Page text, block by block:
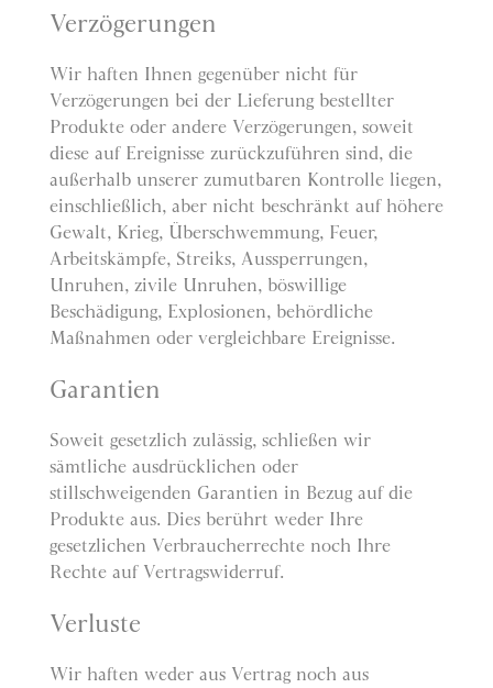
Verzögerungen
Wir haften Ihnen gegenüber nicht für
Verzögerungen bei der Lieferung bestellter
Produkte oder andere Verzögerungen, soweit
diese auf Ereignisse zurückzuführen sind, die
außerhalb unserer zumutbaren Kontrolle liegen,
einschließlich, aber nicht beschränkt auf höhere
Gewalt, Krieg, Überschwemmung, Feuer,
Arbeitskämpfe, Streiks, Aussperrungen,
Unruhen, zivile Unruhen, böswillige
Beschädigung, Explosionen, behördliche
Maßnahmen oder vergleichbare Ereignisse.
Garantien
Soweit gesetzlich zulässig, schließen wir
sämtliche ausdrücklichen oder
stillschweigenden Garantien in Bezug auf die
Produkte aus. Dies berührt weder Ihre
gesetzlichen Verbraucherrechte noch Ihre
Rechte auf Vertragswiderruf.
Verluste
Wir haften weder aus Vertrag noch aus